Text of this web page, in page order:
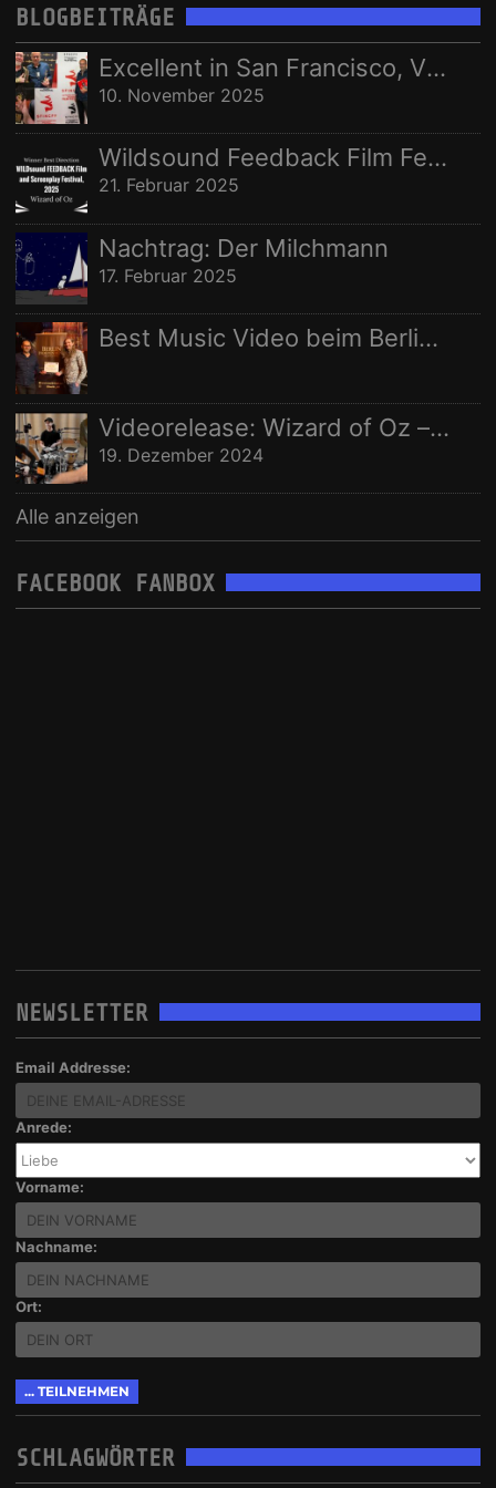
Ort:
WELTRAUMSTUDIOS WIZARD OF OZ
BLOGBEITRÄGE
Excellent in San Francisco, Vize in Freising
10. November 2025
Wildsound Feedback Film Festival: Beste Regie
21. Februar 2025
Nachtrag: Der Milchmann
17. Februar 2025
Best Music Video beim Berlin Independent Film Festival
Videorelease: Wizard of Oz – feat. Rhani Krija, Michalina Malisz & Ross Ainslie
19. Dezember 2024
Alle anzeigen
FACEBOOK FANBOX
NEWSLETTER
Email Addresse:
Anrede:
Vorname:
Nachname:
Ort:
SCHLAGWÖRTER